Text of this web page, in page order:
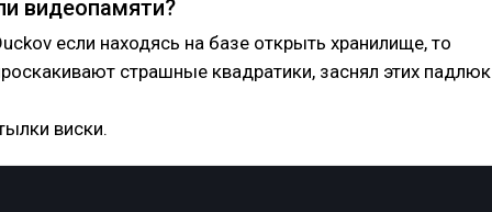
видеопамяти?
если находясь на базе открыть хранилище, то
страшные квадратики, заснял этих падлюк
виски.